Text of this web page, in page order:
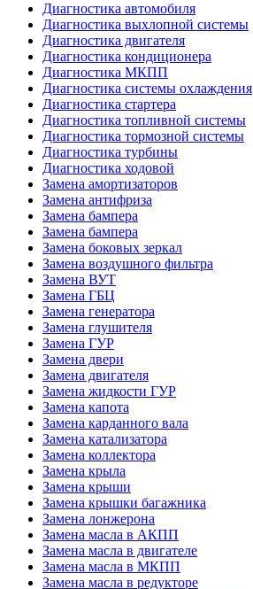
Диагностика автомобиля
Диагностика выхлопной системы
Диагностика двигателя
Диагностика кондиционера
Диагностика МКПП
Диагностика системы охлаждения
Диагностика стартера
Диагностика топливной системы
Диагностика тормозной системы
Диагностика турбины
Диагностика ходовой
Замена амортизаторов
Замена антифриза
Замена бампера
Замена бампера
Замена боковых зеркал
Замена воздушного фильтра
Замена ВУТ
Замена ГБЦ
Замена генератора
Замена глушителя
Замена ГУР
Замена двери
Замена двигателя
Замена жидкости ГУР
Замена капота
Замена карданного вала
Замена катализатора
Замена коллектора
Замена крыла
Замена крыши
Замена крышки багажника
Замена лонжерона
Замена масла в АКПП
Замена масла в двигателе
Замена масла в МКПП
Замена масла в редукторе